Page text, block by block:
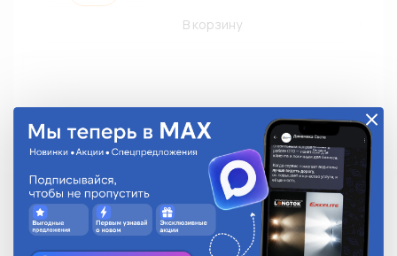
В корзину